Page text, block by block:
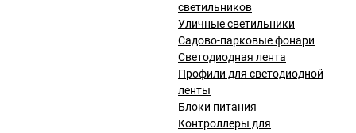
светильников
Уличные светильники
Садово-парковые фонари
Светодиодная лента
Профили для светодиодной
ленты
Блоки питания
Контроллеры для